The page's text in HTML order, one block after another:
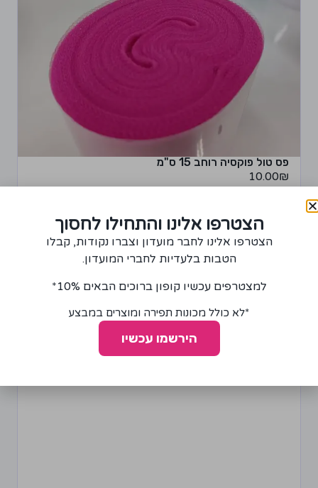
פס טול פוקסיה רוחב 15 ס"מ
10.00₪
−
+ הוספה לסל
הצטרפו אלינו והתחילו לחסוך
הצטרפו אלינו לחבר מועדון וצברו נקודות, קבלו
הטבות בלעדיות לחברי המועדון.
למצטרפים עכשיו קופון ברוכים הבאים 10%*
*לא כולל מכונות תפירה ומוצרים במבצע
הירשמו עכשיו